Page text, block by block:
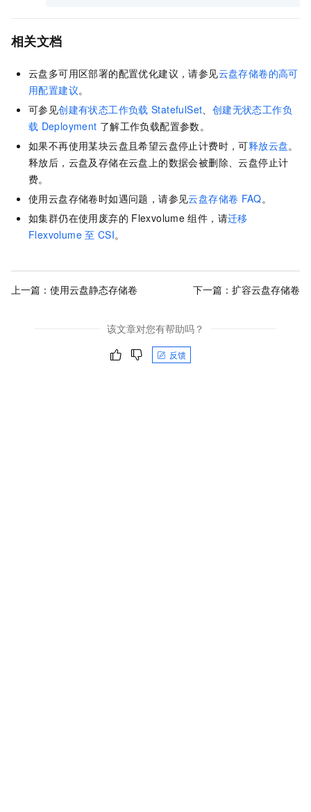
相关文档
云盘多可用区部署的配置优化建议，请参见云盘存储卷的高可
用配置建议。
可参见创建有状态工作负载 StatefulSet、 创建无状态工作负
载 Deployment 了解工作负载配置参数。
如果不再使用某块云盘且希望云盘停止计费时，可释放云盘。
释放后，云盘及存储在云盘上的数据会被删除、云盘停止计
费。
使用云盘存储卷时如遇问题，请参见云盘存储卷 FAQ。
如集群仍在使用废弃的 Flexvolume 组件，请迁移
Flexvolume 至 CSI。
上一篇： 使用云盘静态存储卷 下一篇： 扩容云盘存储卷
该文章对您有帮助吗？
反馈